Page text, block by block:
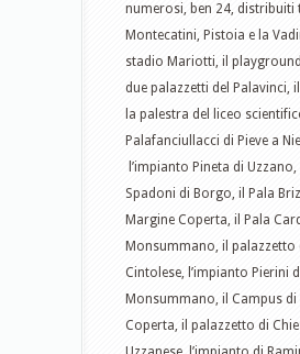
numerosi, ben 24, distribuiti
Montecatini, Pistoia e la
stadio Mariotti, il
due palazzetti del Palavinci,
la palestra del liceo
Palafanciullacci di Pieve a
l’impianto Pineta di
Spadoni di Borgo, il Pala
Margine Coperta, il Pala
Monsummano, il palazzetto
Cintolese, l’impianto Pierini
Monsummano, il Campus di
Coperta, il palazzetto di